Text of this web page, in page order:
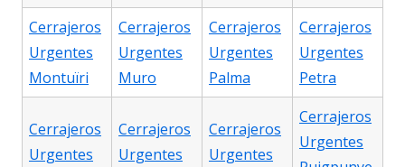
Cerrajeros
Urgentes
Montuïri
Cerrajeros
Urgentes
Muro
Cerrajeros
Urgentes
Palma
Cerrajeros
Urgentes
Petra
Cerrajeros
Urgentes
Cerrajeros
Urgentes
Cerrajeros
Urgentes
Cerrajeros
Urgentes